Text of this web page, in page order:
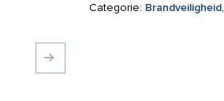
Categorie: Brandveiligheid,